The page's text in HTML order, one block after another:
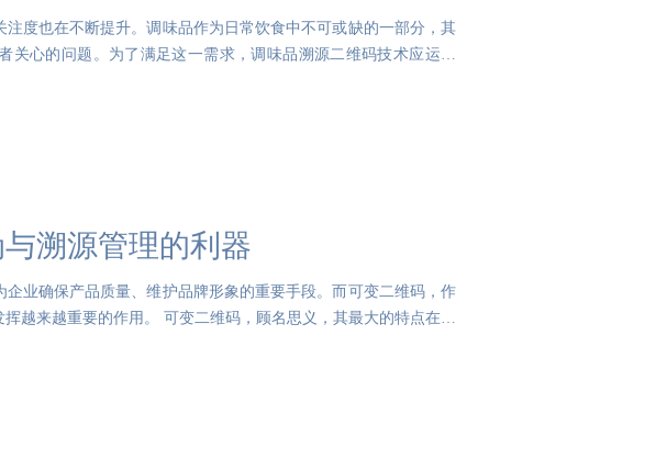
度也在不断提升。调味品作为日常饮食中不可或缺的一部分，其
关心的问题。为了满足这一需求，调味品溯源二维码技术应运而
溯源管理的利器
业确保产品质量、维护品牌形象的重要手段。而可变二维码，作
越来越重要的作用。 可变二维码，顾名思义，其最大的特点在于